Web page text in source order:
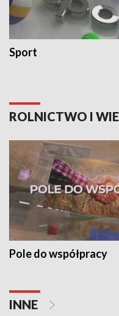
Sport
ROLNICTWO I
Pole do współpracy
INNE